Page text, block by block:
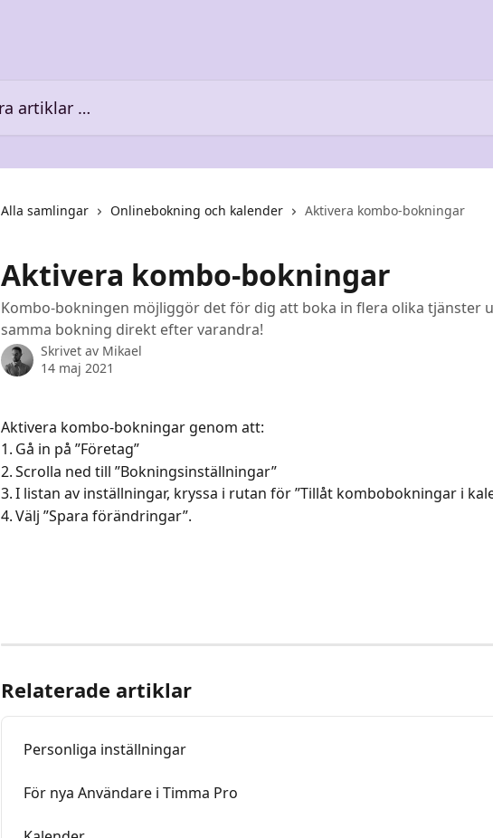
Alla samlingar Onlinebokning och kalender Aktivera kombo-bokningar
Aktivera kombo-bokningar
Kombo-bokningen möjliggör det för dig att boka in flera olika tjänster
samma bokning direkt efter varandra!
Skrivet av Mikael
14 maj 2021
Aktivera kombo-bokningar genom att:
1.	Gå in på ”Företag”
2.	Scrolla ned till ”Bokningsinställningar”
3.	I listan av inställningar, kryssa i rutan för ”Tillåt kombobokningar i
4.	Välj ”Spara förändringar”.
Relaterade artiklar
Personliga inställningar
För nya Användare i Timma Pro